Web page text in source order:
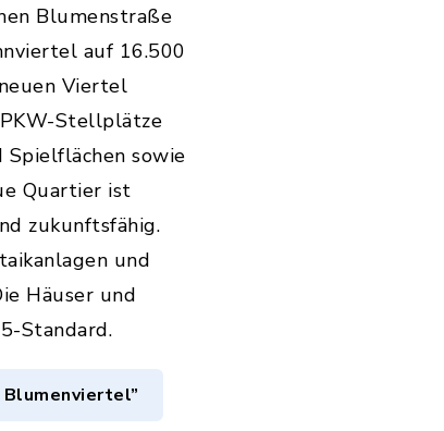
Blumenstraße
auf 16.500
Viertel
Stellplätze
sowie
Quartier ist
zukunftsfähig.
und
Häuser und
Standard.